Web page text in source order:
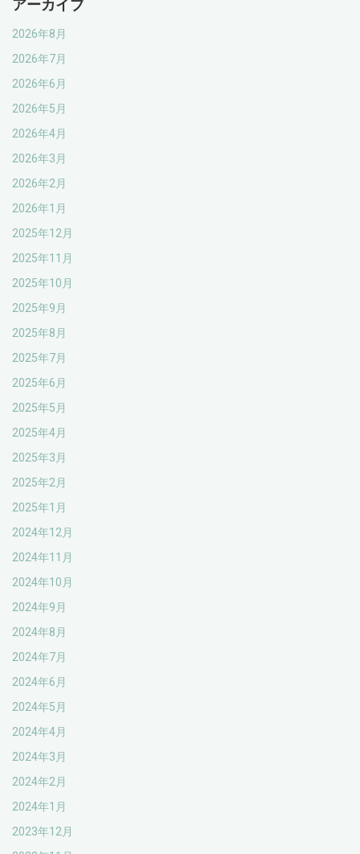
アーカイブ
2026年8月
2026年7月
2026年6月
2026年5月
2026年4月
2026年3月
2026年2月
2026年1月
2025年12月
2025年11月
2025年10月
2025年9月
2025年8月
2025年7月
2025年6月
2025年5月
2025年4月
2025年3月
2025年2月
2025年1月
2024年12月
2024年11月
2024年10月
2024年9月
2024年8月
2024年7月
2024年6月
2024年5月
2024年4月
2024年3月
2024年2月
2024年1月
2023年12月